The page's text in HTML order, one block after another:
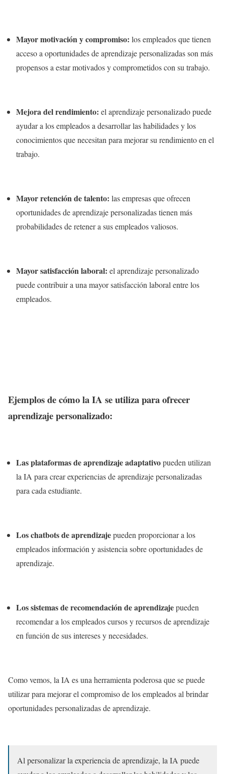
Mayor motivación y compromiso: los empleados que tienen
acceso a oportunidades de aprendizaje personalizadas son más
propensos a estar motivados y comprometidos con su trabajo.
Mejora del rendimiento: el aprendizaje personalizado puede
ayudar a los empleados a desarrollar las habilidades y los
conocimientos que necesitan para mejorar su rendimiento en el
trabajo.
Mayor retención de talento: las empresas que ofrecen
oportunidades de aprendizaje personalizadas tienen más
probabilidades de retener a sus empleados valiosos.
Mayor satisfacción laboral: el aprendizaje personalizado
puede contribuir a una mayor satisfacción laboral entre los
empleados.
Ejemplos de cómo la IA se utiliza para ofrecer
aprendizaje personalizado:
Las plataformas de aprendizaje adaptativopueden utilizan
la IA para crear experiencias de aprendizaje personalizadas
para cada estudiante.
Los chatbots de aprendizajepueden proporcionar a los
empleados información y asistencia sobre oportunidades de
aprendizaje.
Los sistemas de recomendación de aprendizajepueden
recomendar a los empleados cursos y recursos de aprendizaje
en función de sus intereses y necesidades.
Como vemos, la IA es una herramienta poderosa que se puede
utilizar para mejorar el compromiso de los empleados al brindar
oportunidades personalizadas de aprendizaje.
Al personalizar la experiencia de aprendizaje, la IA puede